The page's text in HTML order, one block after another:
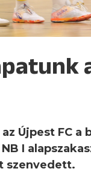
Újpest FC a
I
szenvedett.